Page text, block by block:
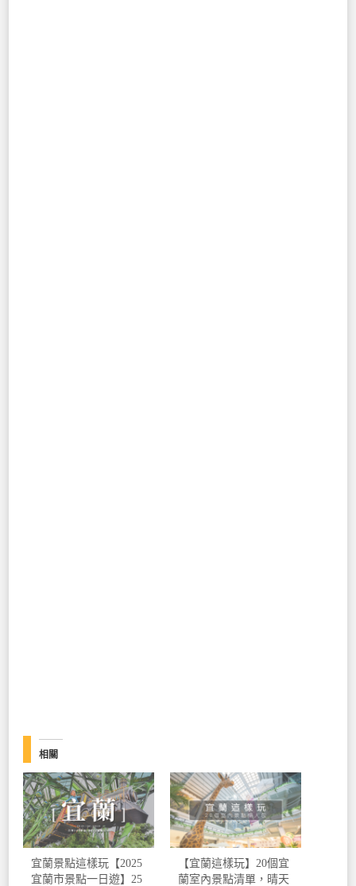
相關
宜蘭景點這樣玩【2025
宜蘭市景點一日遊】25
【宜蘭這樣玩】20個宜
蘭室內景點清單，晴天